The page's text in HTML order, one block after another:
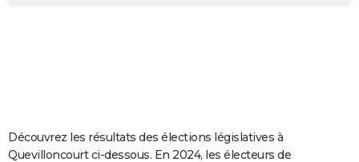
Carte de Noël
Carte Bonne année
Carte Saint-Valentin
Carte Pâques
Carte d'anniversaire
DICTIONNAIRE
Découvrez les résultats des élections législatives à
Quevilloncourt ci-dessous. En 2024, les électeurs de